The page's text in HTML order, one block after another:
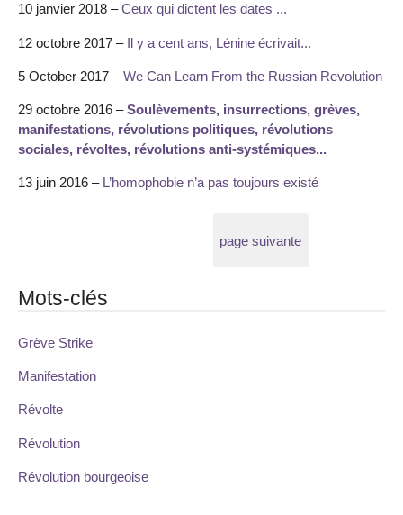
10 janvier 2018 –Ceux qui dictent les dates ...
12 octobre 2017 – Il y a cent ans, Lénine écrivait...
5 October 2017 –We Can Learn From the Russian Revolution
29 octobre 2016 –Soulèvements, insurrections, grèves,
manifestations, révolutions politiques, révolutions
sociales, révoltes, révolutions anti-systémiques...
13 juin 2016 – L’homophobie n’a pas toujours existé
page suivante
Mots-clés
Grève Strike
Manifestation
Révolte
Révolution
Révolution bourgeoise